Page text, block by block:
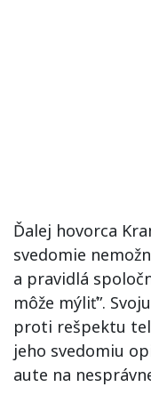
Ďalej hovorca
svedomie
a pravidlá
môže mýliť”.
proti rešpektu
jeho svedomiu
aute na